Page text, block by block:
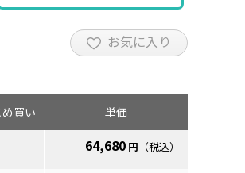
ウス、かんたんガイド
お気に入り
め買い 単価
64,680 円 （税込）